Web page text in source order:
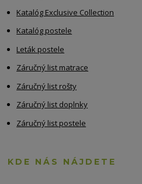
Katalóg Exclusive Collection
Katalóg postele
Leták postele
Záručný list matrace
Záručný list rošty
Záručný list doplnky
Záručný list postele
KDE NÁS NÁJDETE